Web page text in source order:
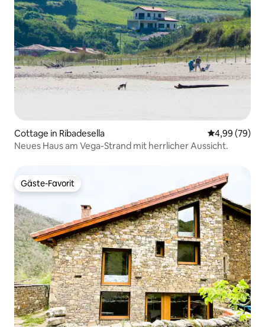
Cottage in Ribadesella
4,99 (79)
Neues Haus am Vega-Strand mit herrlicher Aussicht.
Gäste-Favorit
Gäste-Favorit